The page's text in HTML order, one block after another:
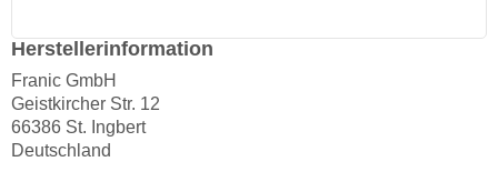
Herstellerinformation
Franic GmbH
Geistkircher Str. 12
66386 St. Ingbert
Deutschland